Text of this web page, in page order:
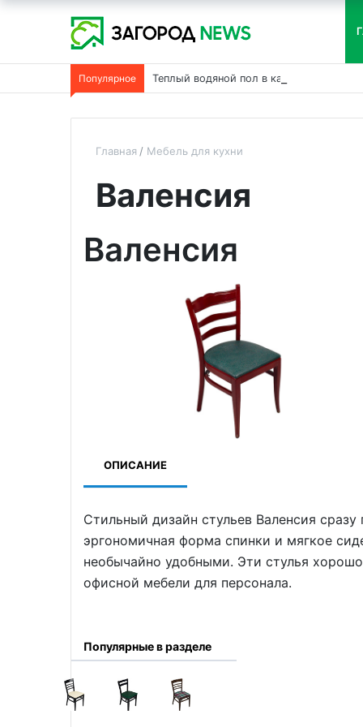
Популярное Теплый водяной пол в каркасном дома
Главная Мебель для кухни
Валенсия
Валенсия
ОПИСАНИЕ
Стильный дизайн стульев Валенсия сразу
эргономичная форма спинки и мягкое
необычайно удобными. Эти стулья
офисной мебели для персонала.
Популярные в разделе